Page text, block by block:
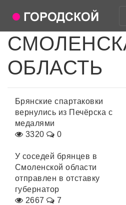
ОБЛАСТЬ
Брянские спартаковки
вернулись из Печёрска с
медалями
3320
0
У соседей брянцев в
Смоленской области
отправлен в отставку
губернатор
2667
7